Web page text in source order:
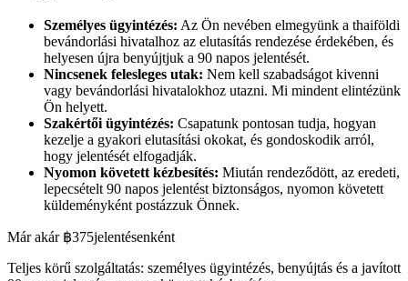
Személyes ügyintézés: Az Ön nevében elmegyünk a thaiföldi
bevándorlási hivatalhoz az elutasítás rendezése érdekében, és
helyesen újra benyújtjuk a 90 napos jelentését.
Nincsenek felesleges utak: Nem kell szabadságot kivenni
vagy bevándorlási hivatalokhoz utazni. Mi mindent elintézünk
Ön helyett.
Szakértői ügyintézés: Csapatunk pontosan tudja, hogyan
kezelje a gyakori elutasítási okokat, és gondoskodik arról,
hogy jelentését elfogadják.
Nyomon követett kézbesítés: Miután rendeződött, az eredeti,
lepecsételt 90 napos jelentést biztonságos, nyomon követett
küldeményként postázzuk Önnek.
Már akár ฿375jelentésenként
Teljes körű szolgáltatás: személyes ügyintézés, benyújtás és a javított